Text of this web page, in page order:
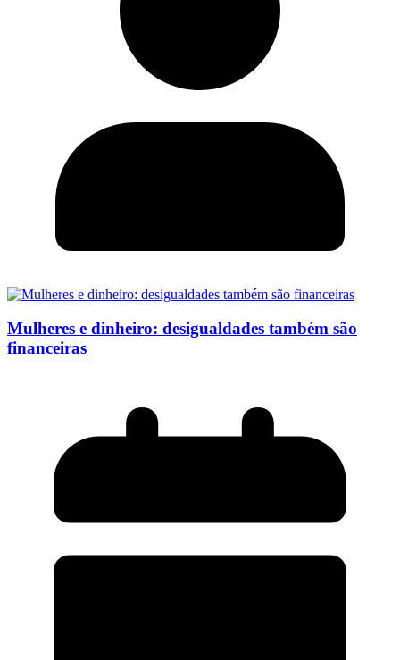
Mulheres e dinheiro: desigualdades também são
financeiras